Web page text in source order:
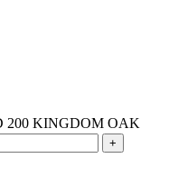
200 KINGDOM OAK